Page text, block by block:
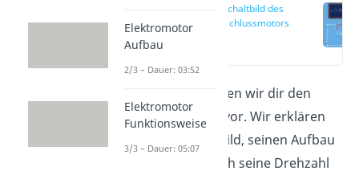
Ersatzschaltbild des
Nebenschlussmotors
In diesem Artikel stellen wir dir den
Nebenschlussmotor vor. Wir erklären
dir sein Ersatzschaltbild, seinen Aufbau
und zeigen dir wie sich seine Drehzahl
Elektromotor
Aufbau
2/3 – Dauer: 03:52
Elektromotor
Funktionsweise
3/3 – Dauer: 05:07